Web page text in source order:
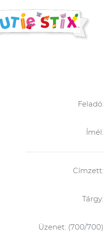
Feladó:
Ímél:
Címzett:
Tárgy:
Üzenet: (700/700)